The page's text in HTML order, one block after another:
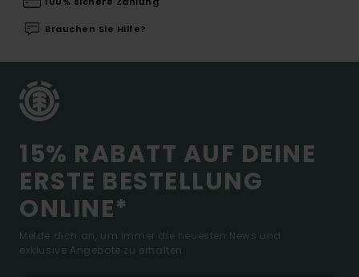
Brauchen Sie Hilfe?
15% RABATT AUF DEINE
ERSTE BESTELLUNG
ONLINE*
Melde dich an, um immer die neuesten News und
exklusive Angebote zu erhalten.